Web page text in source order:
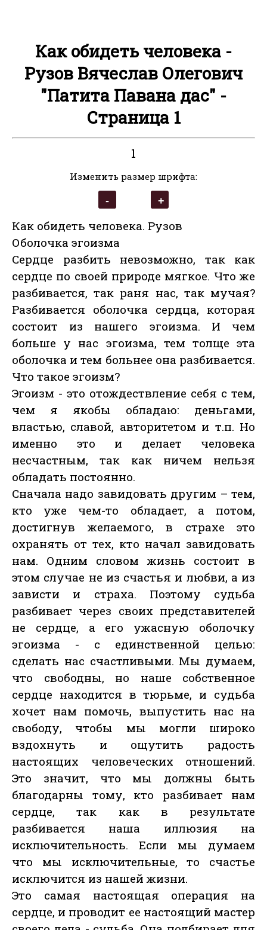
Как обидеть человека -
Рузов Вячеслав Олегович
"Патита Павана дас" -
Страница 1
1
Изменить размер шрифта:
Как обидеть человека. Рузов
Оболочка эгоизма
Сердце разбить невозможно, так как
сердце по своей природе мягкое. Что же
разбивается, так раня нас, так мучая?
Разбивается оболочка сердца, которая
состоит из нашего эгоизма. И чем
больше у нас эгоизма, тем толще эта
оболочка и тем больнее она разбивается.
Что такое эгоизм?
Эгоизм - это отождествление себя с тем,
чем я якобы обладаю: деньгами,
властью, славой, авторитетом и т.п. Но
именно это и делает человека
несчастным, так как ничем нельзя
обладать постоянно.
Сначала надо завидовать другим – тем,
кто уже чем-то обладает, а потом,
достигнув желаемого, в страхе это
охранять от тех, кто начал завидовать
нам. Одним словом жизнь состоит в
этом случае не из счастья и любви, а из
зависти и страха. Поэтому судьба
разбивает через своих представителей
не сердце, а его ужасную оболочку
эгоизма - с единственной целью:
сделать нас счастливыми. Мы думаем,
что свободны, но наше собственное
сердце находится в тюрьме, и судьба
хочет нам помочь, выпустить нас на
свободу, чтобы мы могли широко
вздохнуть и ощутить радость
настоящих человеческих отношений.
Это значит, что мы должны быть
благодарны тому, кто разбивает нам
сердце, так как в результате
разбивается наша иллюзия на
исключительность. Если мы думаем
что мы исключительные, то счастье
исключится из нашей жизни.
Это самая настоящая операция на
сердце, и проводит ее настоящий мастер